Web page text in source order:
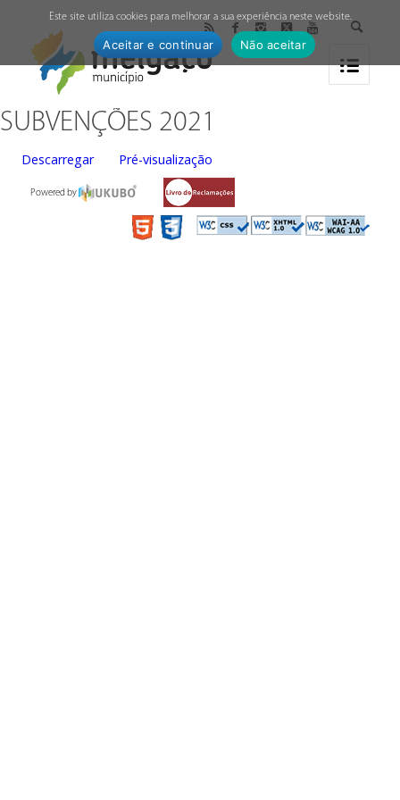
SUBVENÇÕES 2021
Descarregar Pré-visualização
Powered by
Este site utiliza cookies para melhorar a sua experiência neste website.
Aceitar e continuar Não aceitar